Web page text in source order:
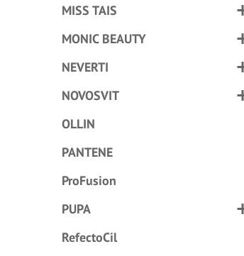
MISS TAIS
MONIC BEAUTY
NEVERTI
NOVOSVIT
OLLIN
PANTENE
ProFusion
PUPA
RefectoCil